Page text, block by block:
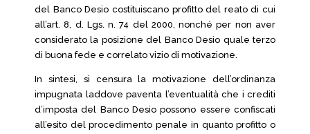
del Banco Desio costituiscano profitto del reato di cui
all’art. 8, d. Lgs. n. 74 del 2000, nonché per non aver
considerato la posizione del Banco Desio quale terzo
di buona fede e correlato vizio di motivazione.
In sintesi, si censura la motivazione dell’ordinanza
impugnata laddove paventa l’eventualità che i crediti
d’imposta del Banco Desio possono essere confiscati
all’esito del procedimento penale in quanto profitto o